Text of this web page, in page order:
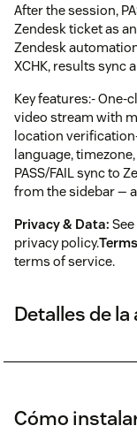
After the session,
Zendesk ticket as
Zendesk
XCHK, results sync
Key features:-
video stream with
location
language,
PASS/FAIL sync to
from the sidebar —
Privacy & Data:
privacy policy.
terms of service.
Detalles de
Cómo